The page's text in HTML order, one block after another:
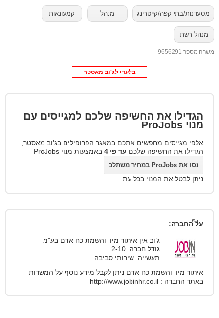
מסעדנות/בתי קפה/קייטרינג מנהל קמעונאות
מנהל רשת
משרה מספר 9656291
בלעדי לג'וב מאסטר
הגדילו את החשיפה שלכם למגייסים עם
מנוי ProJobs
אלפי מגייסים מחפשים אתכם במאגר הפרופילים בג'וב מאסטר,
הגדילו את החשיפה שלכם עד פי 4 באמצעות מנוי ProJobs
נסו את ProJobs במחיר משתלם
ניתן לבטל את המנוי בכל עת
על החברה:
ג’וב אין איתור מיון והשמת כח אדם בע"מ
גודל חברה: 2-10
תעשייה: שירותי סביבה
איתור מיון והשמת כח אדם ניתן לקבל מידע נוסף על המשרות
באתר החברה : http://www.jobinhr.co.il